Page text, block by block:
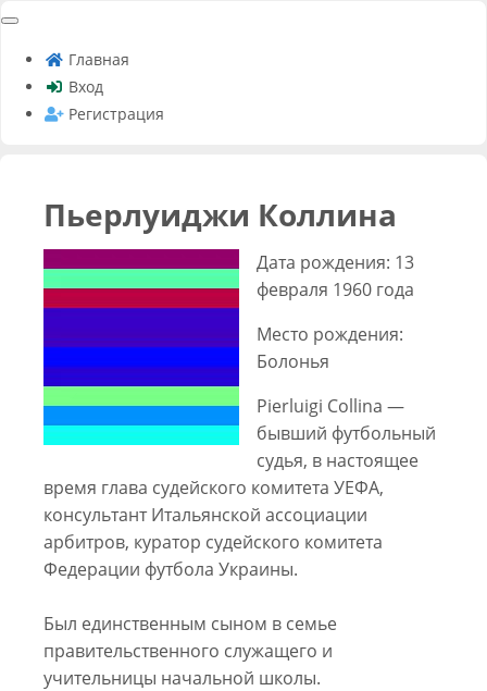
Главная
Вход
Регистрация
Пьерлуиджи Коллина
Дата рождения: 13
февраля 1960 года
Место рождения:
Болонья
Pierluigi Collina —
бывший футбольный
судья, в настоящее
время глава судейского комитета УЕФА,
консультант Итальянской ассоциации
арбитров, куратор судейского комитета
Федерации футбола Украины.
Был единственным сыном в семье
правительственного служащего и
учительницы начальной школы.